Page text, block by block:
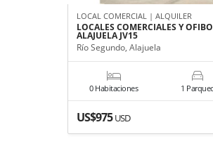
LOCAL COMERCIAL | ALQUILER
LOCALES COMERCIALES Y
ALAJUELA JV15
Río Segundo, Alajuela
0 Habitaciones 1
US$975USD